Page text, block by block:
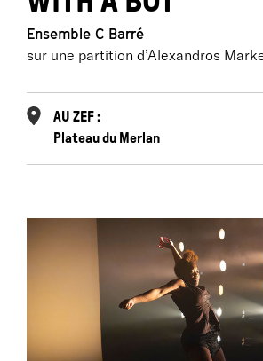
Ensemble C Barré
sur une partition d’Alexandros
AU ZEF :
Plateau du Merlan